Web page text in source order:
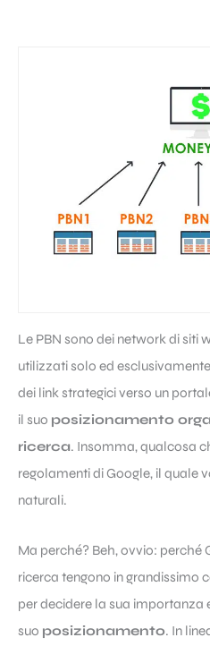
Le PBN sono dei network di siti
utilizzati solo ed
dei link strategici verso un
il suo posizionamento
ricerca. Insomma, qualcosa
regolamenti di Google, il quale
naturali.
Ma perché? Beh, ovvio: perché
ricerca tengono in grandissimo
per decidere la sua importanza
suo posizionamento. In